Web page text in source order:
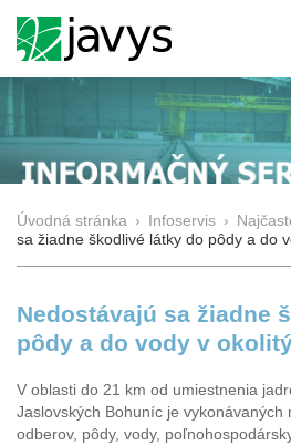
Úvodná stránka › Infoservis ›
sa žiadne škodlivé látky do pôdy a do
Nedostávajú sa žiadne
pôdy a do vody v
V oblasti do 21 km od umiestnenia
Jaslovských Bohuníc je vykonávaných
odberov, pôdy, vody,